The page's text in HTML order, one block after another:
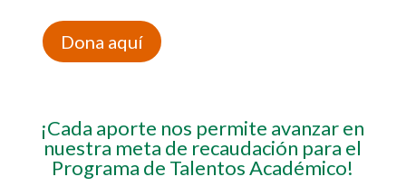
Dona aquí
¡Cada aporte nos permite avanzar en
nuestra meta de recaudación para el
Programa de Talentos Académico!